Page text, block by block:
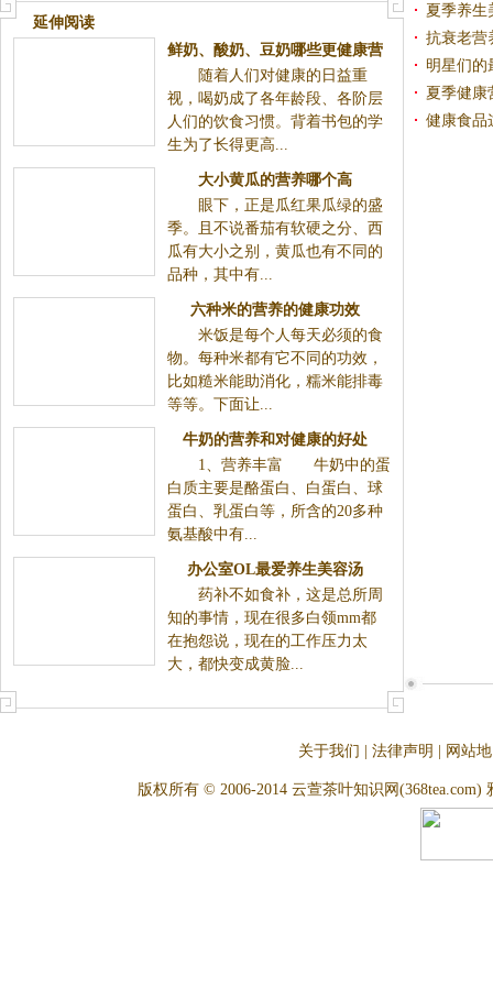
专场一元起拍
延伸阅读
鲜奶、酸奶、豆奶哪些更健康营
养
随着人们对健康的日益重
视，喝奶成了各年龄段、各阶层
人们的饮食习惯。背着书包的学
生为了长得更高...
大小黄瓜的营养哪个高
眼下，正是瓜红果瓜绿的盛
季。且不说番茄有软硬之分、西
瓜有大小之别，黄瓜也有不同的
品种，其中有...
六种米的营养的健康功效
米饭是每个人每天必须的食
物。每种米都有它不同的功效，
比如糙米能助消化，糯米能排毒
等等。下面让...
牛奶的营养和对健康的好处
1、营养丰富 牛奶中的蛋
白质主要是酪蛋白、白蛋白、球
蛋白、乳蛋白等，所含的20多种
氨基酸中有...
办公室OL最爱养生美容汤
药补不如食补，这是总所周
知的事情，现在很多白领mm都
在抱怨说，现在的工作压力太
大，都快变成黄脸...
夏季养生
抗衰老营
明星们的
夏季健康
健康食品
关于我们 法律声明 网站
版权所有 © 2006-2014 云萱茶叶知识网